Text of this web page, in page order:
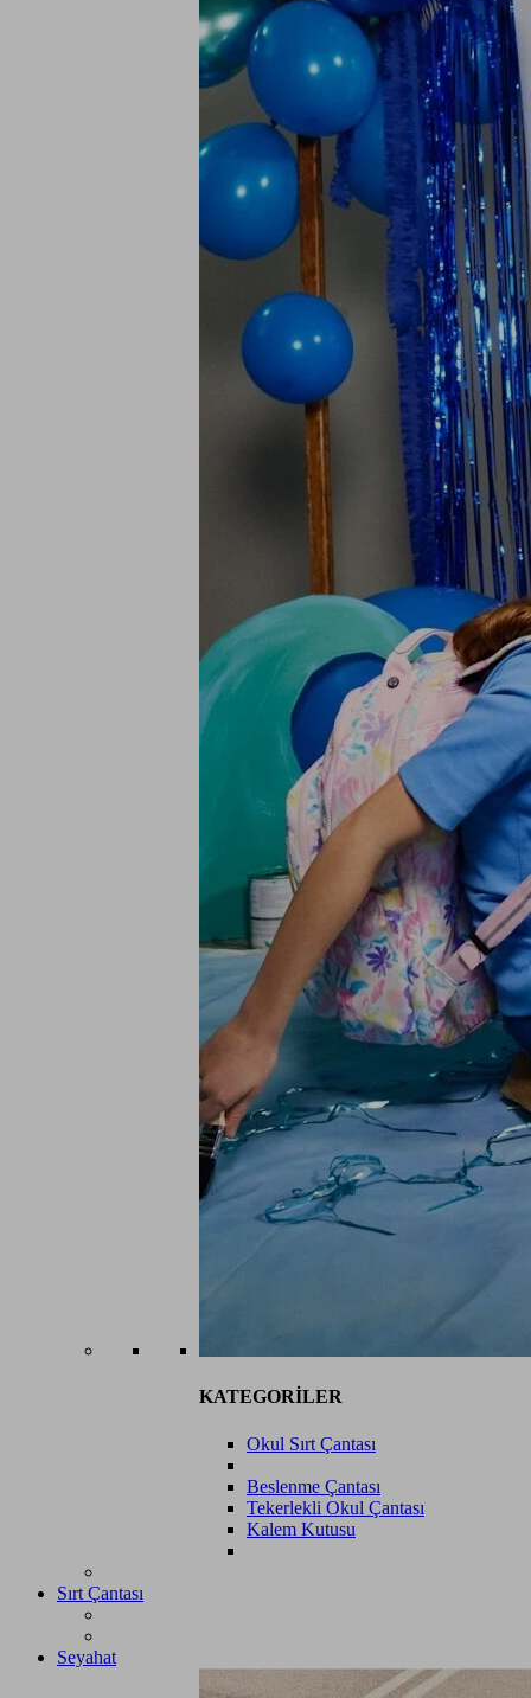
KATEGORİLER
Okul Sırt Çantası
Beslenme Çantası
Tekerlekli Okul Çantası
Kalem Kutusu
Sırt Çantası
Seyahat